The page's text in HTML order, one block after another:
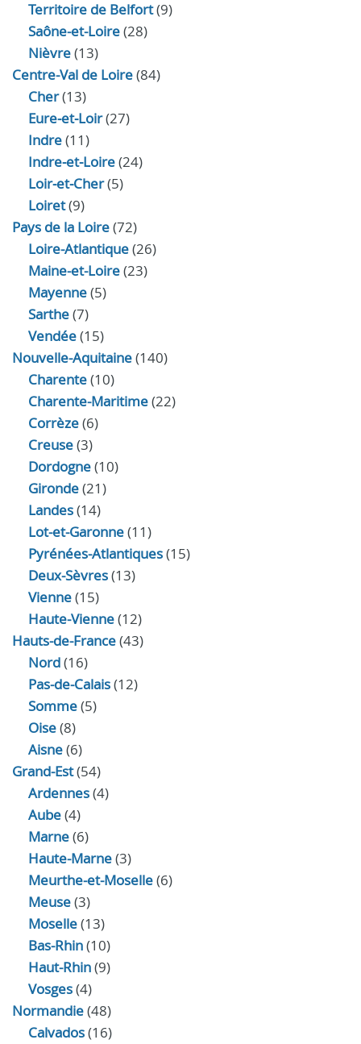
Territoire de Belfort(9)
Saône-et-Loire(28)
Nièvre(13)
Centre-Val de Loire(84)
Cher(13)
Eure‑et‑Loir(27)
Indre(11)
Indre‑et‑Loire(24)
Loir‑et‑Cher(5)
Loiret(9)
Pays de la Loire(72)
Loire-Atlantique(26)
Maine-et-Loire(23)
Mayenne(5)
Sarthe(7)
Vendée(15)
Nouvelle-Aquitaine(140)
Charente(10)
Charente-Maritime(22)
Corrèze(6)
Creuse(3)
Dordogne(10)
Gironde(21)
Landes(14)
Lot-et-Garonne(11)
Pyrénées-Atlantiques(15)
Deux-Sèvres(13)
Vienne(15)
Haute-Vienne(12)
Hauts-de-France(43)
Nord(16)
Pas-de-Calais(12)
Somme(5)
Oise(8)
Aisne(6)
Grand-Est(54)
Ardennes(4)
Aube(4)
Marne(6)
Haute-Marne(3)
Meurthe-et-Moselle(6)
Meuse(3)
Moselle(13)
Bas-Rhin(10)
Haut-Rhin(9)
Vosges(4)
Normandie(48)
Calvados(16)